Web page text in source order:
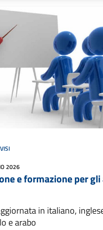
2026
e formazione per
in italiano,
e arabo